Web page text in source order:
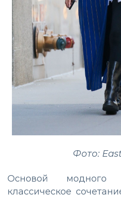
Фото:
Основой модного
классическое